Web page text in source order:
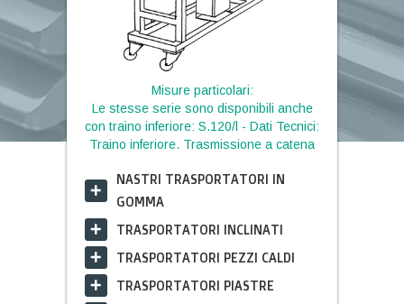
Misure particolari:
Le stesse serie sono disponibili anche
con traino inferiore: S.120/l - Dati Tecnici:
Traino inferiore. Trasmissione a catena
NASTRI TRASPORTATORI IN
GOMMA
TRASPORTATORI INCLINATI
TRASPORTATORI PEZZI CALDI
TRASPORTATORI PIASTRE